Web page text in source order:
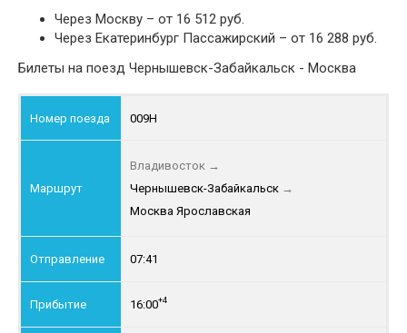
Через Москву – от 16 512 руб.
Через Екатеринбург Пассажирский – от 16 288 руб.
Билеты на поезд Чернышевск-Забайкальск - Москва
009Н
Владивосток →
Чернышевск-Забайкальск →
Москва Ярославская
07:41
16:00+4